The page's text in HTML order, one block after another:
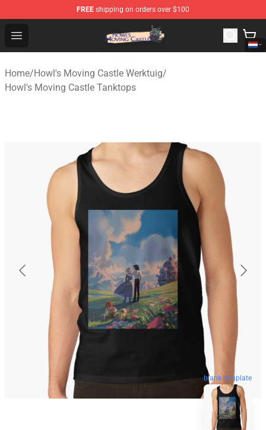
FREE shipping on orders over $100
Open menu
Howl's Moving Castle Store - Official Howl's Moving
Home/Howl's Moving Castle Werktuig/
Howl's Moving Castle Tanktops
blank template